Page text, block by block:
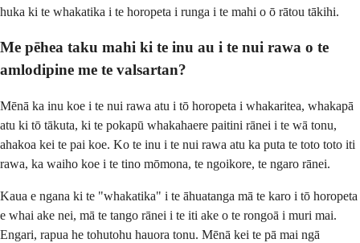
huka ki te whakatika i te horopeta i runga i te mahi o ō rātou tākihi.
Me pēhea taku mahi ki te inu au i te nui rawa o te
amlodipine me te valsartan?
Mēnā ka inu koe i te nui rawa atu i tō horopeta i whakaritea, whakapā
atu ki tō tākuta, ki te pokapū whakahaere paitini rānei i te wā tonu,
ahakoa kei te pai koe. Ko te inu i te nui rawa atu ka puta te toto toto iti
rawa, ka waiho koe i te tino mōmona, te ngoikore, te ngaro rānei.
Kaua e ngana ki te "whakatika" i te āhuatanga mā te karo i tō horopeta
e whai ake nei, mā te tango rānei i te iti ake o te rongoā i muri mai.
Engari, rapua he tohutohu hauora tonu. Mēnā kei te pā mai ngā